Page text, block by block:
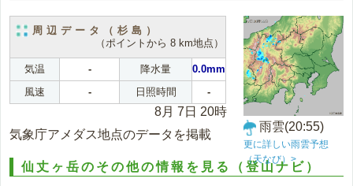
周辺データ（杉島）
（ポイントから 8 km地点）
気温 - 降水量
0.0mm
風速
- 日照時間 -
8月 7日 20時
気象庁アメダス地点のデータを掲載
雨雲(20:55)
更に詳しい雨雲予想
（天なび）>
仙丈ヶ岳のその他の情報を見る（登山ナビ）